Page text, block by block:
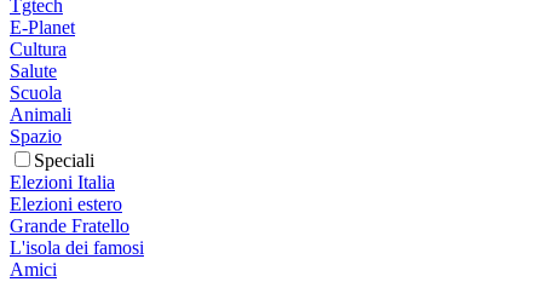
Tgtech
E-Planet
Cultura
Salute
Scuola
Animali
Spazio
Speciali
Elezioni Italia
Elezioni estero
Grande Fratello
L'isola dei famosi
Amici